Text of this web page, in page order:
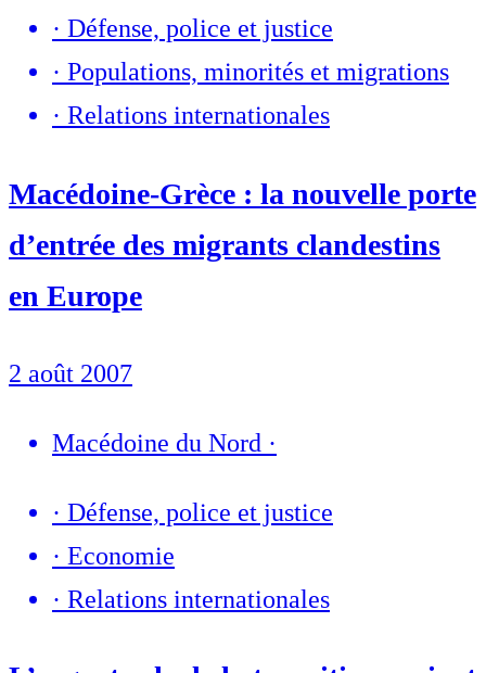
· Défense, police et justice
· Populations, minorités et migrations
· Relations internationales
Macédoine-Grèce : la nouvelle porte
d’entrée des migrants clandestins
en Europe
2 août 2007
Macédoine du Nord ·
· Défense, police et justice
· Economie
· Relations internationales